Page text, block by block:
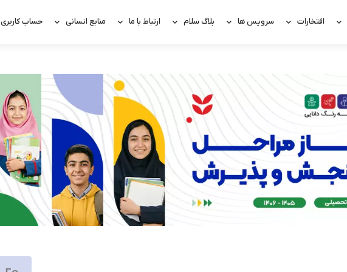
افتخارات سرویس ها بلاگ سلام ارتباط با ما منابع انسانی حساب کاربری